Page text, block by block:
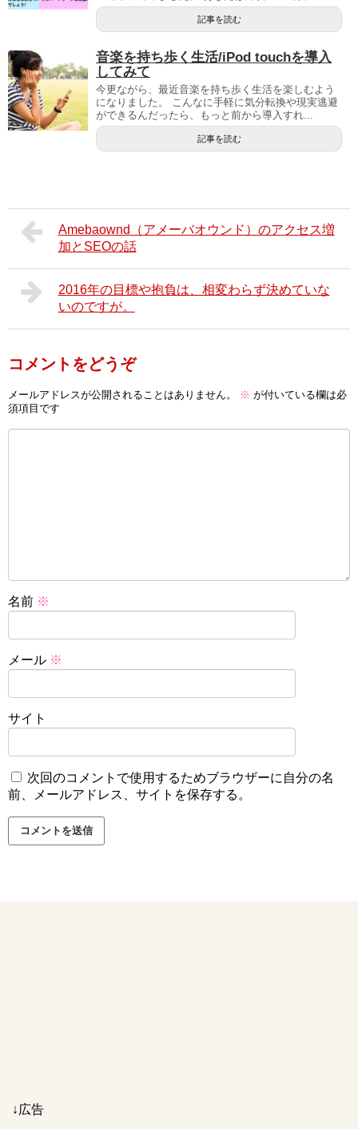
記事を読む
音楽を持ち歩く生活/iPod touchを導入
してみて
今更ながら、最近音楽を持ち歩く生活を楽しむよう
になりました。 こんなに手軽に気分転換や現実逃避
ができるんだったら、もっと前から導入すれ...
記事を読む
Amebaownd（アメーバオウンド）のアクセス増
加とSEOの話
2016年の目標や抱負は、相変わらず決めていな
いのですが。
コメントをどうぞ
メールアドレスが公開されることはありません。 ※ が付いている欄は必
須項目です
名前 ※
メール ※
サイト
次回のコメントで使用するためブラウザーに自分の名
前、メールアドレス、サイトを保存する。
↓広告